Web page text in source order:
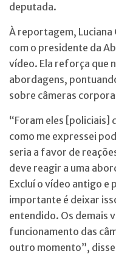
deputada.
À reportagem,
com o presidente da
vídeo. Ela reforça que
abordagens,
sobre câmeras
“Foram eles [policiais]
como me expressei
seria a favor de
deve reagir a uma
Excluí o vídeo antigo e
importante é deixar
entendido. Os demais
funcionamento das
outro momento”,